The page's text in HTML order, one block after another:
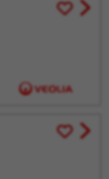
Enregistrer
pour
View
job
Enregistrer
pour
View
job